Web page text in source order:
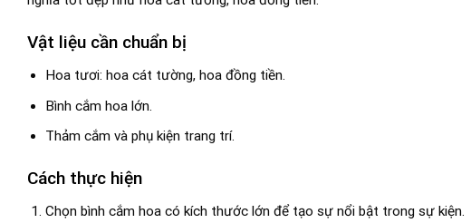
Vật liệu cần chuẩn bị
Hoa tươi: hoa cát tường, hoa đồng tiền.
Bình cắm hoa lớn.
Thảm cắm và phụ kiện trang trí.
Cách thực hiện
Chọn bình cắm hoa có kích thước lớn để tạo sự nổi bật trong sự kiện.